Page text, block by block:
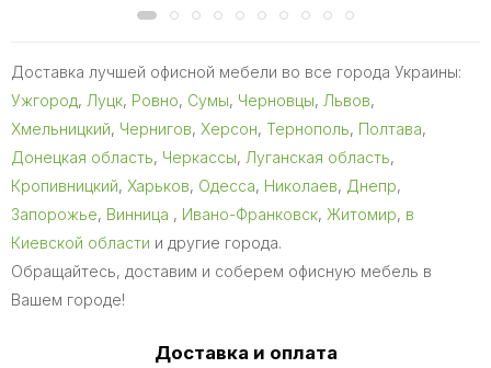
Доставка лучшей офисной мебели во все города Украины:
Ужгород, Луцк, Ровно, Сумы, Черновцы, Львов,
Хмельницкий, Чернигов, Херсон, Тернополь, Полтава,
Донецкая область, Черкассы, Луганская область,
Кропивницкий, Харьков, Одесса, Николаев, Днепр,
Запорожье, Винница , Ивано-Франковск, Житомир, в
Киевской области и другие города.
Обращайтесь, доставим и соберем офисную мебель в
Вашем городе!
Доставка и оплата